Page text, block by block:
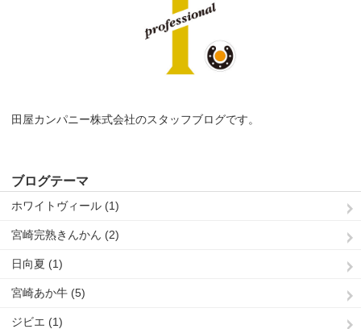
田屋カンパニー株式会社のスタッフブログです。
ブログテーマ
ホワイトヴィール (1)
宮崎完熟きんかん (2)
日向夏 (1)
宮崎あか牛 (5)
ジビエ (1)